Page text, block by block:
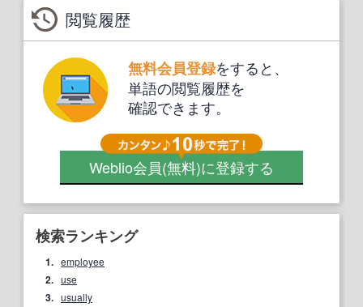
閲覧履歴
無料会員登録をすると、
単語の閲覧履歴を
確認できます。
Weblio会員(無料)に登録する
検索ランキング
1. employee
2. use
3. usually